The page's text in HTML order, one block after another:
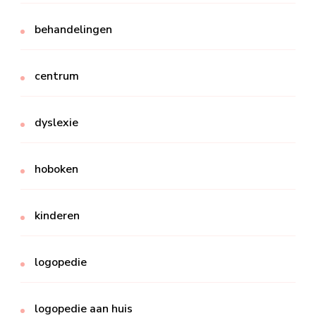
behandelingen
centrum
dyslexie
hoboken
kinderen
logopedie
logopedie aan huis